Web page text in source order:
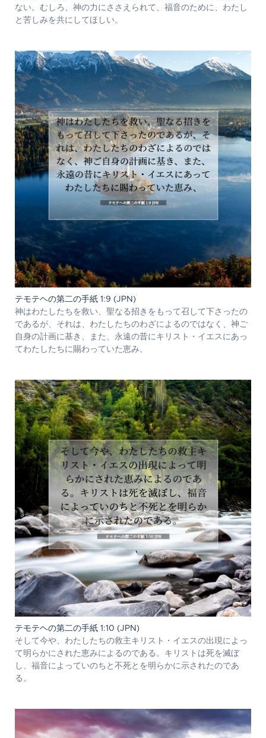
ない。むしろ、神の力にささえられて、福音のために、わたし
と苦しみを共にしてほしい。
テモテヘの第二の手紙 1:9 (JPN)
神はわたしたちを救い、聖なる招きをもって召して下さったの
であるが、それは、わたしたちのわざによるのではなく、神ご
自身の計画に基き、また、永遠の昔にキリスト・イエスにあっ
てわたしたちに賜わっていた恵み、
テモテヘの第二の手紙 1:10 (JPN)
そして今や、わたしたちの救主キリスト・イエスの出現によっ
て明らかにされた恵みによるのである。キリストは死を滅ぼ
し、福音によっていのちと不死とを明らかに示されたのであ
る。